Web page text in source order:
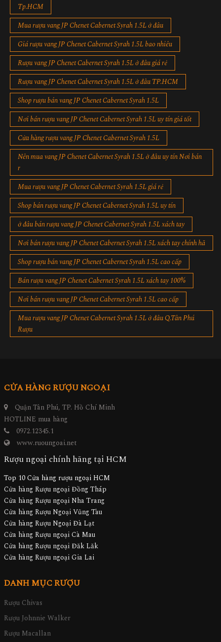
Tp.HCM
Mua rượu vang JP Chenet Cabernet Syrah 1.5L ở đâu
Giá rượu vang JP Chenet Cabernet Syrah 1.5L bao nhiêu
Rượu vang JP Chenet Cabernet Syrah 1.5L ở đâu giá rẻ
Rượu vang JP Chenet Cabernet Syrah 1.5L ở đâu TP.HCM
Shop rượu bán vang JP Chenet Cabernet Syrah 1.5L
Nơi bán rượu vang JP Chenet Cabernet Syrah 1.5L uy tín giá tốt
Cửa hàng rượu vang JP Chenet Cabernet Syrah 1.5L
Nên mua vang JP Chenet Cabernet Syrah 1.5L ở đâu uy tín Nơi bán
r
Mua rượu vang JP Chenet Cabernet Syrah 1.5L giá rẻ
Shop bán rượu vang JP Chenet Cabernet Syrah 1.5L uy tín
ở đâu bán rượu vang JP Chenet Cabernet Syrah 1.5L xách tay
Nơi bán rượu vang JP Chenet Cabernet Syrah 1.5L xách tay chính hã
Shop rượu bán vang JP Chenet Cabernet Syrah 1.5L cao cấp
Bán rượu vang JP Chenet Cabernet Syrah 1.5L xách tay 100%
Nơi bán rượu vang JP Chenet Cabernet Syrah 1.5L cao cấp
Mua rượu vang JP Chenet Cabernet Syrah 1.5L ở đâu Q.Tân Phú
Rượu
CỬA HÀNG RƯỢU NGOẠI
Quận Tân Phú, TP. Hồ Chí Minh
HOTLINE mua hàng
0972.12345.1
www.ruoungoai.net
Rượu ngoại chính hãng tại HCM
Top 10 Cửa hàng rượu ngoại HCM
Cửa hàng Rượu ngoại Đồng Tháp
Cửa hàng Rượu ngoại Nha Trang
Cửa hàng Rượu Ngoại Vũng Tàu
Cửa hàng Rượu Ngoại Đà Lạt
Cửa hàng Rượu ngoại Cà Mau
Cửa hàng Rượu ngoại Đăk Lăk
Cửa hàng Rượu ngoại Gia Lai
DANH MỤC RƯỢU
Rượu Chivas
Rượu Johnnie Walker
Rượu Macallan